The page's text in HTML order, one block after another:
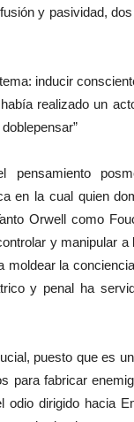
y pasividad,
inducir
realizado un
pensamiento
en la cual quien
Orwell como
y manipular a
moldear la
y penal ha
puesto que es
para fabricar
dirigido hacia